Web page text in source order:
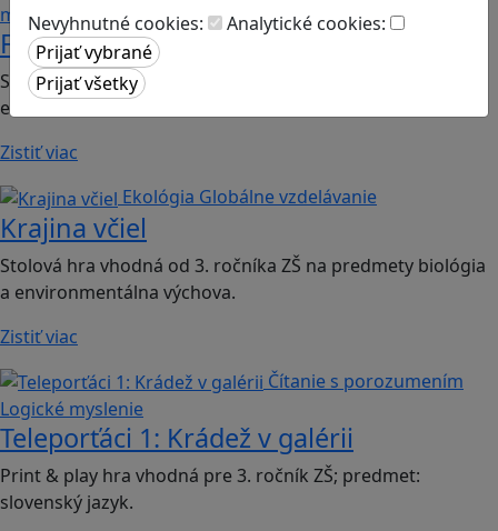
Nevyhnutné cookies:
Analytické cookies:
myslenie
Finančné príšery
Spoločenská hra vhodná pre 2. stupeň ZŠ a SŠ; predmet:
ekonómia
Zistiť viac
Ekológia Globálne vzdelávanie
Krajina včiel
Stolová hra vhodná od 3. ročníka ZŠ na predmety biológia
a environmentálna výchova.
Zistiť viac
Čítanie s porozumením
Logické myslenie
Teleporťáci 1: Krádež v galérii
Print & play hra vhodná pre 3. ročník ZŠ; predmet:
slovenský jazyk.